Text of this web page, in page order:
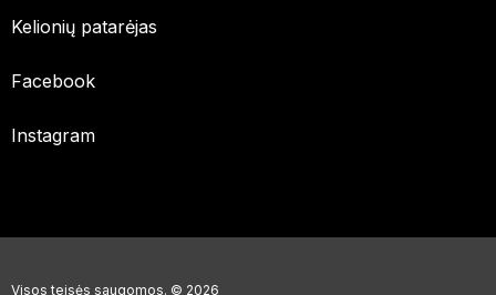
Kelionių patarėjas
Facebook
Instagram
Visos teisės saugomos. © 2026